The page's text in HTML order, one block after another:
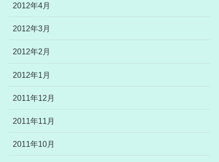
2012年4月
2012年3月
2012年2月
2012年1月
2011年12月
2011年11月
2011年10月